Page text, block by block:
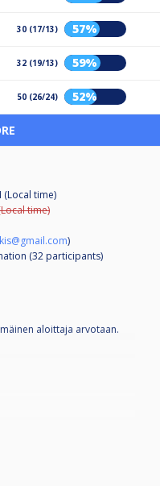
30 (17/13) 57%
32 (19/13) 59%
50 (26/24) 52%
(Local time)
time)
)
(32 participants)
aloittaja arvotaan.